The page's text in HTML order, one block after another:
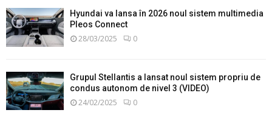
Hyundai va lansa în 2026 noul sistem multimedia
Pleos Connect
28/03/2025 0
Grupul Stellantis a lansat noul sistem propriu de
condus autonom de nivel 3 (VIDEO)
24/02/2025 0